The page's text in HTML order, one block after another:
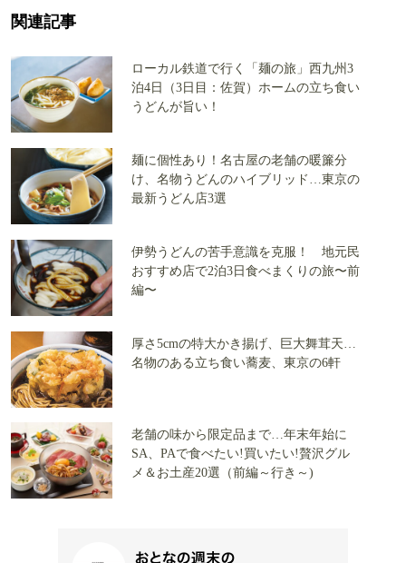
関連記事
ローカル鉄道で行く「麺の旅」西九州3
泊4日（3日目：佐賀）ホームの立ち食い
うどんが旨い！
麺に個性あり！名古屋の老舗の暖簾分
け、名物うどんのハイブリッド…東京の
最新うどん店3選
伊勢うどんの苦手意識を克服！ 地元民
おすすめ店で2泊3日食べまくりの旅〜前
編〜
厚さ5cmの特大かき揚げ、巨大舞茸天…
名物のある立ち食い蕎麦、東京の6軒
老舗の味から限定品まで…年末年始に
SA、PAで食べたい!買いたい!贅沢グル
メ＆お土産20選（前編～行き～)